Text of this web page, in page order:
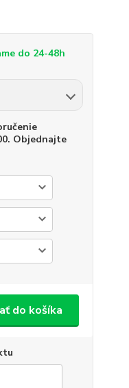
do 24-48h
Objednajte
do košíka